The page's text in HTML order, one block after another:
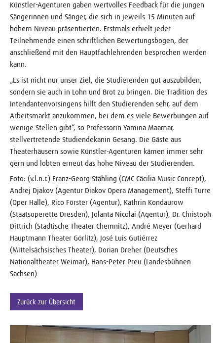
Künstler-Agenturen gaben wertvolles Feedback für die jungen
Sängerinnen und Sänger, die sich in jeweils 15 Minuten auf
hohem Niveau präsentierten. Erstmals erhielt jeder
Teilnehmende einen schriftlichen Bewertungsbogen, der
anschließend mit den Hauptfachlehrenden besprochen werden
kann.
„Es ist nicht nur unser Ziel, die Studierenden gut auszubilden,
sondern sie auch in Lohn und Brot zu bringen. Die Tradition des
Intendantenvorsingens hilft den Studierenden sehr, auf dem
Arbeitsmarkt anzukommen, bei dem es viele Bewerbungen auf
wenige Stellen gibt“, so Professorin Yamina Maamar,
stellvertretende Studiendekanin Gesang. Die Gäste aus
Theaterhäusern sowie Künstler-Agenturen kämen immer sehr
gern und lobten erneut das hohe Niveau der Studierenden.
Foto: (v.l.n.r.) Franz-Georg Stähling (CMC Cäcilia Music Concept),
Andrej Djakov (Agentur Diakov Opera Management), Steffi Turre
(Oper Halle), Rico Förster (Agentur), Kathrin Kondaurow
(Staatsoperette Dresden), Jolanta Nicolai (Agentur), Dr. Christoph
Dittrich (Städtische Theater Chemnitz), André Meyer (Gerhard
Hauptmann Theater Görlitz), José Luis Gutiérrez
(Mittelsächsisches Theater), Dorian Dreher (Deutsches
Nationaltheater Weimar), Hans-Peter Preu (Landesbühnen
Sachsen)
Zurück zur Übersicht